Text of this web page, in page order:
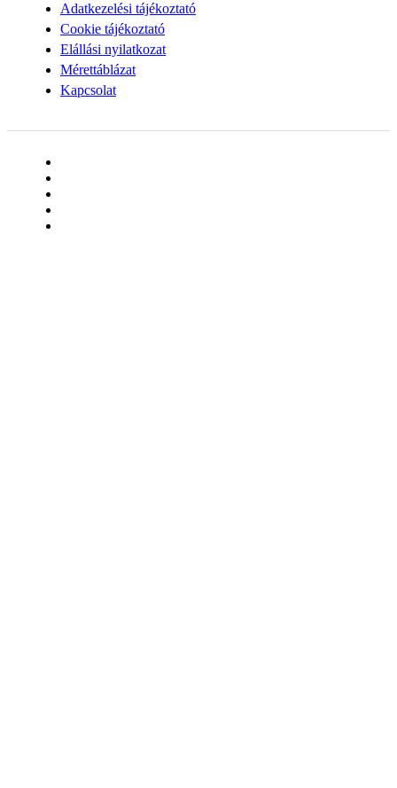
Adatkezelési tájékoztató
Cookie tájékoztató
Elállási nyilatkozat
Mérettáblázat
Kapcsolat